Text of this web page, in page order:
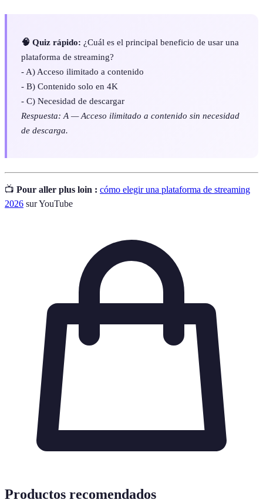
🧠 Quiz rápido: ¿Cuál es el principal beneficio de usar una
plataforma de streaming?
- A) Acceso ilimitado a contenido
- B) Contenido solo en 4K
- C) Necesidad de descargar
Respuesta: A — Acceso ilimitado a contenido sin necesidad
de descarga.
📺 Pour aller plus loin : cómo elegir una plataforma de streaming
2026 sur YouTube
Productos recomendados